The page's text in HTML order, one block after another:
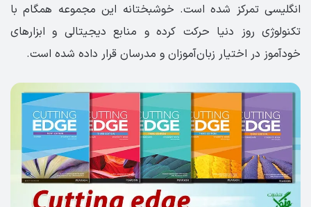
انگلیسی تمرکز شده است. خوشبختانه این مجموعه همگام با
تکنولوژی روز دنیا حرکت کرده و منابع دیجیتالی و ابزارهای
خودآموز در اختیار زبان‌آموزان و مدرسان قرار داده شده است.